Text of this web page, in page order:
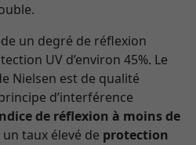
un degré de réflexion
UV d’environ 45%. Le
Nielsen est de qualité
d’interférence
de réflexion à moins de
taux élevé de protection